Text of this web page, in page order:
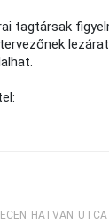
tagtársak